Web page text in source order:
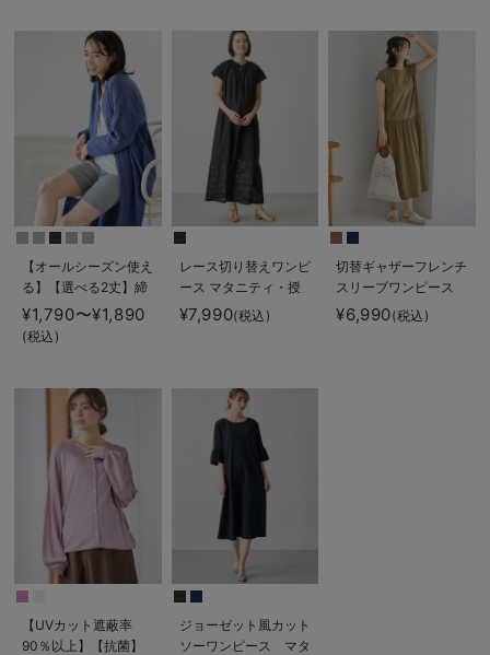
ズマダム）
る】
【オールシーズン使え
る】【選べる2丈】締
め付けない綿混リブス
トレートレギンス【産
¥1,790〜¥1,890
(税込)
レース切り替えワンピ
ース マタニティ・授
乳服 【出産後も長く
使える】
¥7,990(税込)
切替ギャザーフレンチ
スリーブワンピース
マタニティ・授乳服
【産後も長く着られ
¥6,990(税込)
【UVカット遮蔽率
90％以上】【抗菌】
ジョーゼット風カット
ソーワンピース マタ